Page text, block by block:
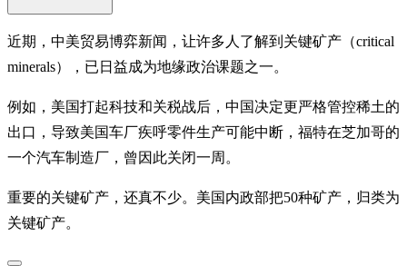
近期，中美贸易博弈新闻，让许多人了解到关键矿产（critical
minerals），已日益成为地缘政治课题之一。
例如，美国打起科技和关税战后，中国决定更严格管控稀土的
出口，导致美国车厂疾呼零件生产可能中断，福特在芝加哥的
一个汽车制造厂，曾因此关闭一周。
重要的关键矿产，还真不少。美国内政部把50种矿产，归类为
关键矿产。